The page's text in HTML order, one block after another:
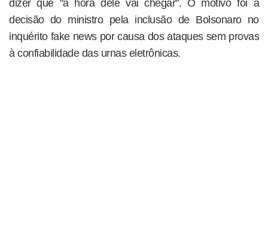
dizer que "a hora dele vai chegar". O motivo foi a
decisão do ministro pela inclusão de Bolsonaro no
inquérito fake news por causa dos ataques sem provas
à confiabilidade das urnas eletrônicas.